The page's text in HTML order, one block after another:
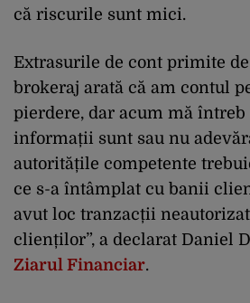
că riscurile sunt mici.
Extrasurile de cont primite
brokeraj arată că am contul
pierdere, dar acum mă întreb
informații sunt sau nu
autoritățile competente
ce s-a întâmplat cu banii
avut loc tranzacții
clienților”, a declarat Daniel
Ziarul Financiar.